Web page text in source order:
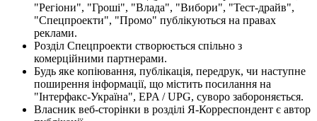
"Регіони", "Гроші", "Влада", "Вибори", "Тест-драйв",
"Спецпроекти", "Промо" публікуються на правах
реклами.
Розділ Спецпроекти створюється спільно з
комерційними партнерами.
Будь яке копіювання, публікація, передрук, чи наступне
поширення інформації, що містить посилання на
"Інтерфакс-Україна", EPA / UPG, суворо забороняється.
Власник веб-сторінки в розділі Я-Корреспондент є автор